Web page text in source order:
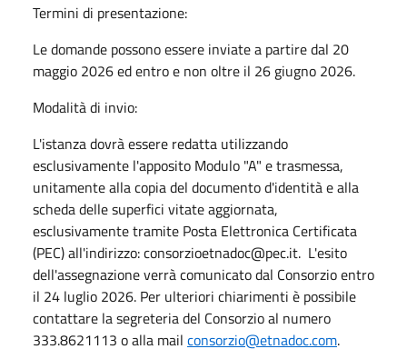
Termini di presentazione:
Le domande possono essere inviate a partire dal 20
maggio 2026 ed entro e non oltre il 26 giugno 2026.
Modalità di invio:
L'istanza dovrà essere redatta utilizzando
esclusivamente l'apposito Modulo "A" e trasmessa,
unitamente alla copia del documento d'identità e alla
scheda delle superfici vitate aggiornata,
esclusivamente tramite Posta Elettronica Certificata
(PEC) all'indirizzo: consorzioetnadoc@pec.it. L'esito
dell'assegnazione verrà comunicato dal Consorzio entro
il 24 luglio 2026. Per ulteriori chiarimenti è possibile
contattare la segreteria del Consorzio al numero
333.8621113 o alla mail consorzio@etnadoc.com.